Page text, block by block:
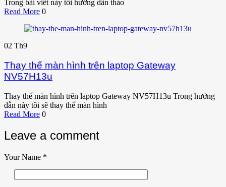
Trong bài viết này tôi hướng dẫn tháo
Read More 0
02 Th9
Thay thế màn hình trên laptop Gateway
NV57H13u
Thay thế màn hình trên laptop Gateway NV57H13u Trong hướng
dẫn này tôi sẽ thay thế màn hình
Read More 0
Leave a comment
Your Name *